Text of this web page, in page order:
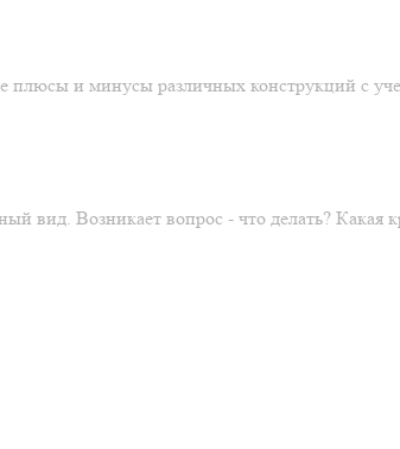
плюсы и минусы различных конструкций с
вид. Возникает вопрос - что делать? Какая